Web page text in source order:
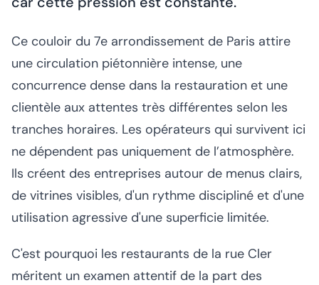
Ce couloir du 7e arrondissement de Paris attire
une circulation piétonnière intense, une
concurrence dense dans la restauration et une
clientèle aux attentes très différentes selon les
tranches horaires. Les opérateurs qui survivent ici
ne dépendent pas uniquement de l’atmosphère.
Ils créent des entreprises autour de menus clairs,
de vitrines visibles, d'un rythme discipliné et d'une
utilisation agressive d'une superficie limitée.
C'est pourquoi les restaurants de la rue Cler
méritent un examen attentif de la part des